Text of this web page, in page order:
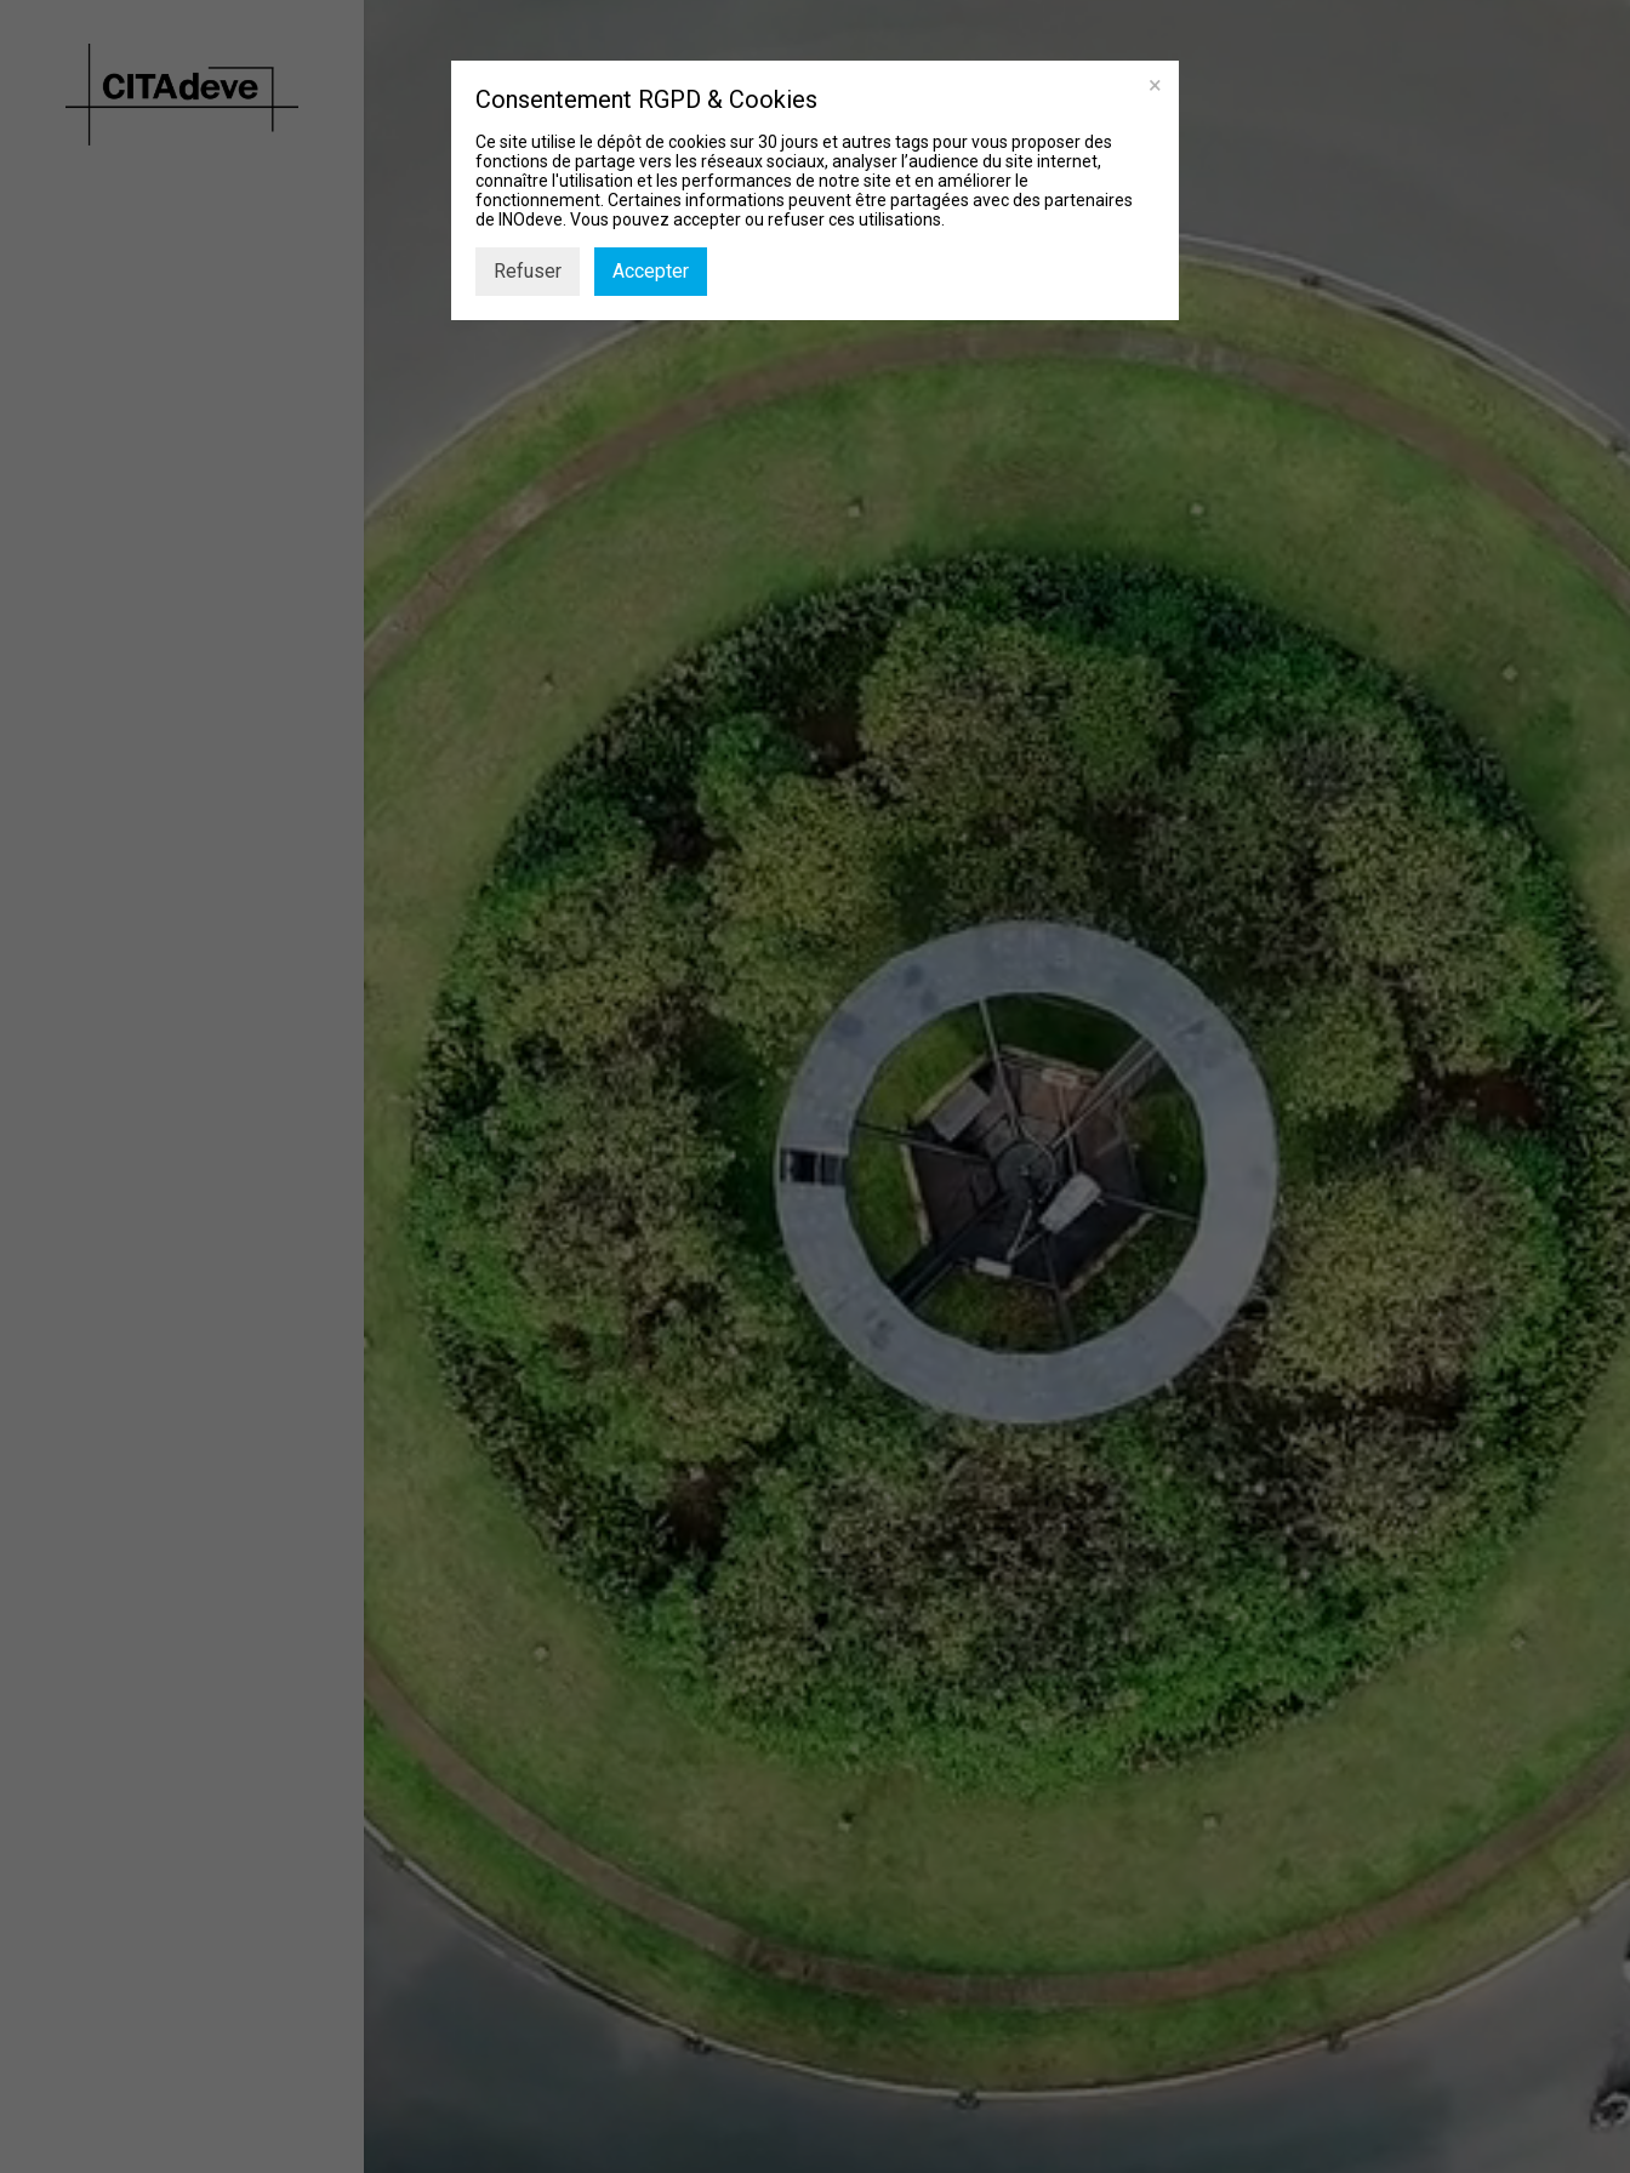
Consentement RGPD & Cookies
Ce site utilise le dépôt de cookies sur 30 jours et autres tags pour vous proposer des
fonctions de partage vers les réseaux sociaux, analyser l’audience du site internet,
connaître l'utilisation et les performances de notre site et en améliorer le
fonctionnement. Certaines informations peuvent être partagées avec des partenaires
de INOdeve. Vous pouvez accepter ou refuser ces utilisations.
Refuser Accepter